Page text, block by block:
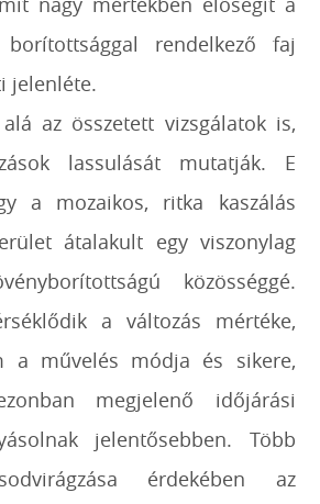
rendelkező faj
jelenléte.
az összetett vizsgálatok is,
lassulását mutatják. E
a mozaikos, ritka kaszálás
átalakult egy viszonylag
közösséggé.
a változás mértéke,
a művelés módja és sikere,
megjelenő időjárási
jelentősebben. Több
érdekében az